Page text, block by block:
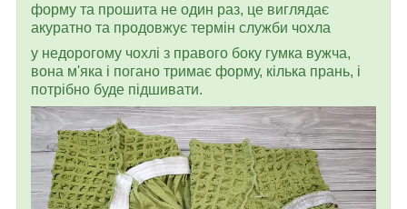
форму та прошита не один раз, це виглядає
акуратно та продовжує термін служби чохла
у недорогому чохлі з правого боку гумка вужча,
вона м'яка і погано тримає форму, кілька прань, і
потрібно буде підшивати.